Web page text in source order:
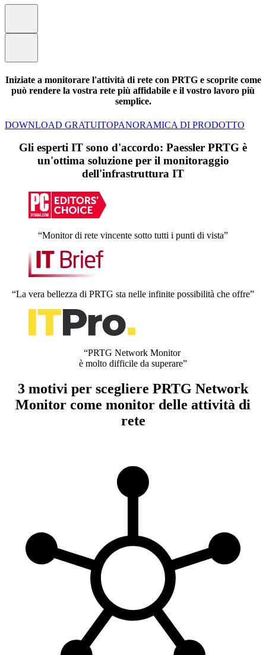
Iniziate a monitorare l'attività di rete con PRTG e scoprite come
può rendere la vostra rete più affidabile e il vostro lavoro più
semplice.
DOWNLOAD GRATUITOPANORAMICA DI PRODOTTO
Gli esperti IT sono d'accordo: Paessler PRTG è
un'ottima soluzione per il monitoraggio
dell'infrastruttura IT
“Monitor di rete vincente sotto tutti i punti di vista”
“La vera bellezza di PRTG sta nelle infinite possibilità che offre”
“PRTG Network Monitor
è molto difficile da superare”
3 motivi per scegliere PRTG Network
Monitor come monitor delle attività di
rete